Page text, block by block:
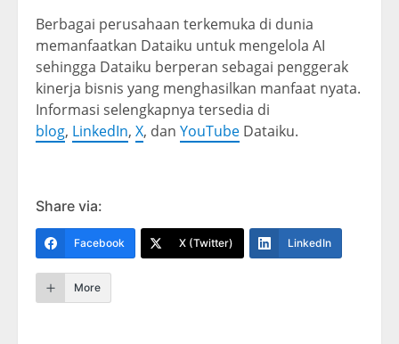
Berbagai perusahaan terkemuka di dunia
memanfaatkan Dataiku untuk mengelola AI
sehingga Dataiku berperan sebagai penggerak
kinerja bisnis yang menghasilkan manfaat nyata.
Informasi selengkapnya tersedia di
blog, LinkedIn, X, dan YouTube Dataiku.
Share via:
Facebook X (Twitter) LinkedIn
More